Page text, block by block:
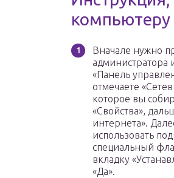
компьютеру
Вначале нужно
администратора
«Панель
отмечаете
которое вы
«Свойства»,
интернета».
использовать
специальный
вкладку
«Да».